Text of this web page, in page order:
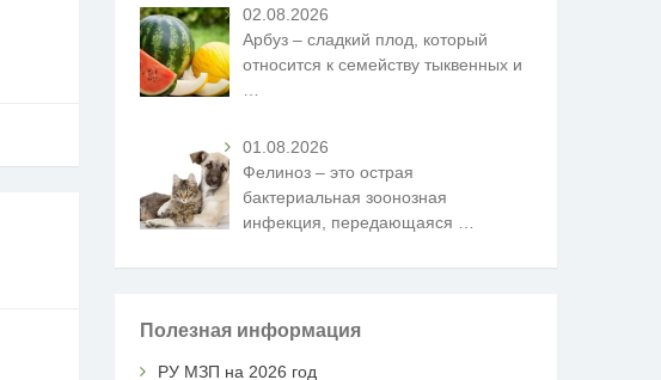
02.08.2026
Арбуз – сладкий плод, который
относится к семейству тыквенных и
01.08.2026
Фелиноз – это острая
бактериальная зоонозная
инфекция, передающаяся
Полезная информация
РУ МЗП на 2026 год